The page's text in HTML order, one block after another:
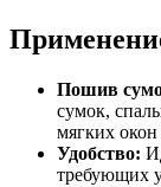
Пошив
сумок,
мягких окон
Удобство:
требующих